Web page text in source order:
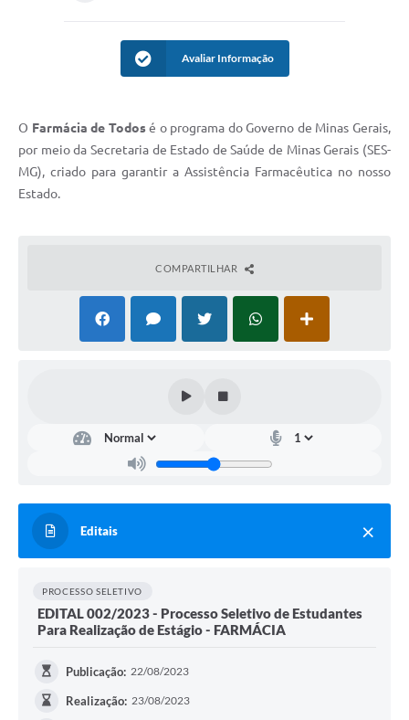
Avaliar Informação
O Farmácia de Todosé o programa do Governo de Minas Gerais,
por meio da Secretaria de Estado de Saúde de Minas Gerais (SES-
MG), criado para garantir a Assistência Farmacêutica no nosso
Estado.
COMPARTILHAR
Editais
PROCESSO SELETIVO
EDITAL 002/2023 - Processo Seletivo de Estudantes
Para Realização de Estágio - FARMÁCIA
Publicação: 22/08/2023
Realização: 23/08/2023